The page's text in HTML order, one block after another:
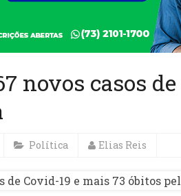
novos casos
Política Elias Reis